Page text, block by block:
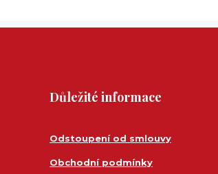
Důležité informace
Odstoupení od smlouvy
Obchodní podmínky